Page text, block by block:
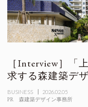
［Interview］「
求する森建築デ
BUSINESS 2026.02.05
PR 森建築デザイン事務所